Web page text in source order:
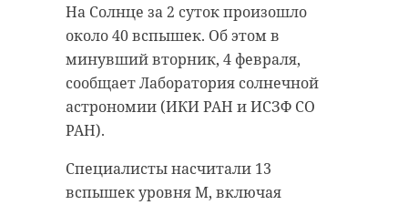
На Солнце за 2 суток произошло
около 40 вспышек. Об этом в
минувший вторник, 4 февраля,
сообщает Лаборатория солнечной
астрономии (ИКИ РАН и ИСЗФ СО
РАН).
Специалисты насчитали 13
вспышек уровня M, включая